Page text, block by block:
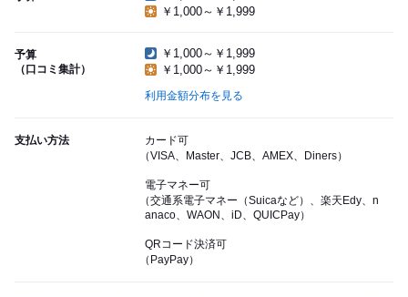
￥1,000～￥1,999
予算
（口コミ集計）
￥1,000～￥1,999
￥1,000～￥1,999
利用金額分布を見る
支払い方法
カード可
（VISA、Master、JCB、AMEX、Diners）
電子マネー可
（交通系電子マネー（Suicaなど）、楽天Edy、n
anaco、WAON、iD、QUICPay）
QRコード決済可
（PayPay）